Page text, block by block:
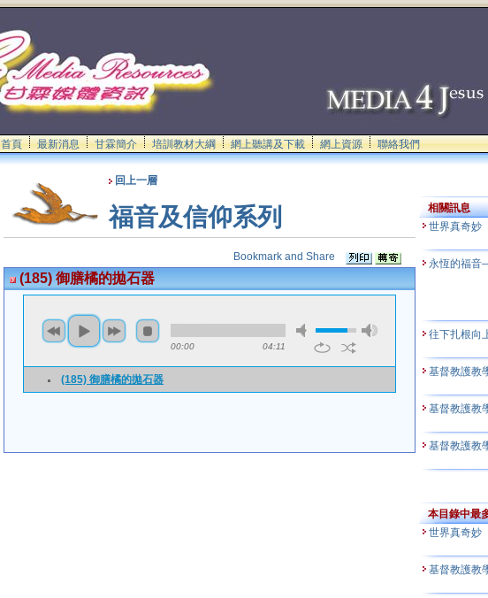
首頁 最新消息 甘霖簡介 培訓教材大綱 網上聽講及下載 網上資源 聯絡我們
回上一層
福音及信仰系列
(185) 御膳橘的拋石器
00:00 04:11
(185) 御膳橘的拋石器
相關訊息
世界真奇妙
永恆的福音
往下扎根向
基督教護教
基督教護教
基督教護教
本目錄中最
世界真奇妙
基督教護教